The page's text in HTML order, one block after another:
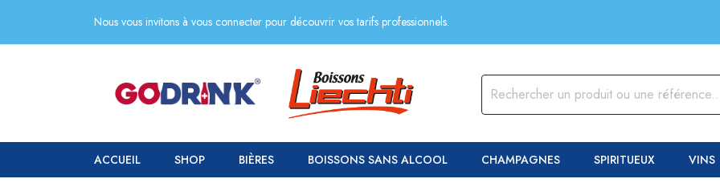
Nous vous invitons à vous connecter pour découvrir vos tarifs professionnels.
ACCUEIL SHOP BIÈRES BOISSONS SANS ALCOOL CHAMPAGNES SPIRITUEUX VINS